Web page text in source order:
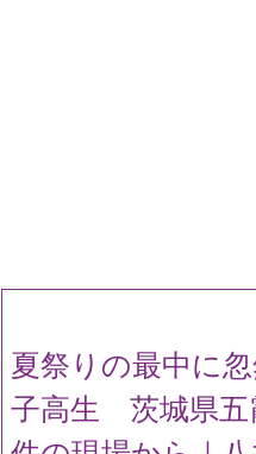
夏祭りの最中に
子高生 茨城県五